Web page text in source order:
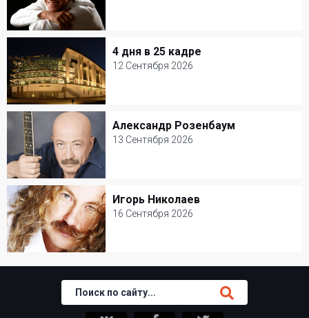
4 Сентября 2026
Джаз-клуб Игоря Бутмана
Популярная музыка
4 дня в 25 кадре
12 Сентября 2026
4 дня в 25 кадре
12 Сентября 2026
Мастерская Петра Фоменко
Творческий вечер
Александр Розенбаум
13 Сентября 2026
Александр Розенбаум
13 Сентября 2026
БКЗ Октябрьский
Шансон
Игорь Николаев
16 Сентября 2026
Игорь Николаев
16 Сентября 2026
Популярная музыка